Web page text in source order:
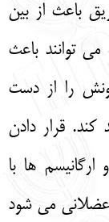
باعث از بین
توانند باعث
را از دست
کند. قرار دادن
ها با
عضلانی می‌ شود